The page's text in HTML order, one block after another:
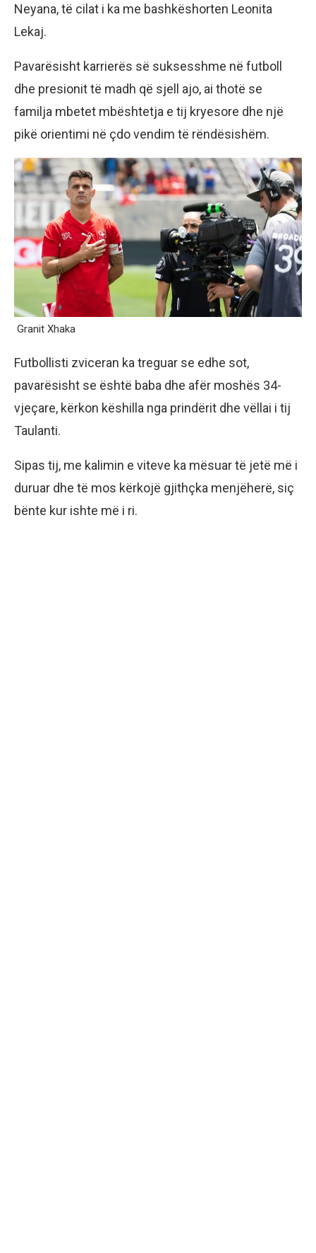
Neyana, të cilat i ka me bashkëshorten Leonita
Lekaj.
Pavarësisht karrierës së suksesshme në futboll
dhe presionit të madh që sjell ajo, ai thotë se
familja mbetet mbështetja e tij kryesore dhe një
pikë orientimi në çdo vendim të rëndësishëm.
Granit Xhaka
Futbollisti zviceran ka treguar se edhe sot,
pavarësisht se është baba dhe afër moshës 34-
vjeçare, kërkon këshilla nga prindërit dhe vëllai i tij
Taulanti.
Sipas tij, me kalimin e viteve ka mësuar të jetë më i
duruar dhe të mos kërkojë gjithçka menjëherë, siç
bënte kur ishte më i ri.